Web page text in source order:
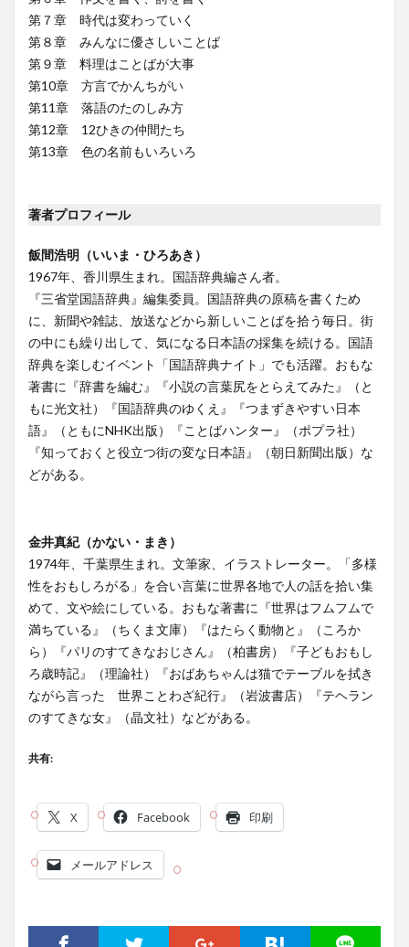
第７章 時代は変わっていく
第８章 みんなに優さしいことば
第９章 料理はことばが大事
第10章 方言でかんちがい
第11章 落語のたのしみ方
第12章 12ひきの仲間たち
第13章 色の名前もいろいろ
著者プロフィール
飯間浩明（いいま・ひろあき）
1967年、香川県生まれ。国語辞典編さん者。
『三省堂国語辞典』編集委員。国語辞典の原稿を書くため
に、新聞や雑誌、放送などから新しいことばを拾う毎日。街
の中にも繰り出して、気になる日本語の採集を続ける。国語
辞典を楽しむイベント「国語辞典ナイト」でも活躍。おもな
著書に『辞書を編む』『小説の言葉尻をとらえてみた』（と
もに光文社）『国語辞典のゆくえ』『つまずきやすい日本
語』（ともにNHK出版）『ことばハンター』（ポプラ社）
『知っておくと役立つ街の変な日本語』（朝日新聞出版）な
どがある。
金井真紀（かない・まき）
1974年、千葉県生まれ。文筆家、イラストレーター。「多様
性をおもしろがる」を合い言葉に世界各地で人の話を拾い集
めて、文や絵にしている。おもな著書に『世界はフムフムで
満ちている』（ちくま文庫）『はたらく動物と』（ころか
ら）『パリのすてきなおじさん』（柏書房）『子どもおもし
ろ歳時記』（理論社）『おばあちゃんは猫でテーブルを拭き
ながら言った 世界ことわざ紀行』（岩波書店）『テヘラン
のすてきな女』（晶文社）などがある。
共有:
X Facebook 印刷
メールアドレス